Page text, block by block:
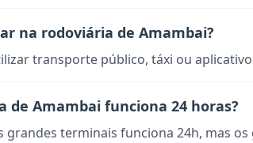
na rodoviária de Amambai?
transporte público, táxi ou
de Amambai funciona 24 horas?
grandes terminais funciona 24h, mas